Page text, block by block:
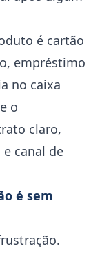
é cartão
empréstimo
no caixa
o
claro,
canal de
é sem